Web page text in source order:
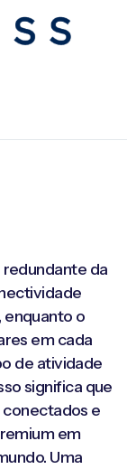
da
o
em cada
de atividade
significa que
e
em
Uma